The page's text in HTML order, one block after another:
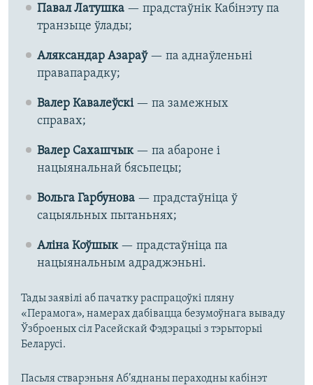
Павал Латушка— прадстаўнік Кабінэту па
транзыце ўлады;
Аляксандар Азараў— па аднаўленьні
правапарадку;
Валер Кавалеўскі— па замежных
справах;
Валер Сахашчык— па абароне і
нацыянальнай бясьпецы;
Вольга Гарбунова — прадстаўніца ў
сацыяльных пытаньнях;
Аліна Коўшык — прадстаўніца па
нацыянальным адраджэньні.
Тады заявілі аб пачатку распрацоўкі пляну
«Перамога», намерах дабівацца безумоўнага вываду
Ўзброеных сіл Расейскай Фэдэрацыі з тэрыторыі
Беларусі.
Пасьля стварэньня Аб’яднаны пераходны кабінэт